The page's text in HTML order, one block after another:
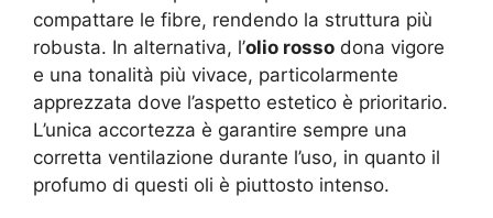
compattare le fibre, rendendo la struttura più
robusta. In alternativa, l’olio rosso dona vigore
e una tonalità più vivace, particolarmente
apprezzata dove l’aspetto estetico è prioritario.
L’unica accortezza è garantire sempre una
corretta ventilazione durante l’uso, in quanto il
profumo di questi oli è piuttosto intenso.